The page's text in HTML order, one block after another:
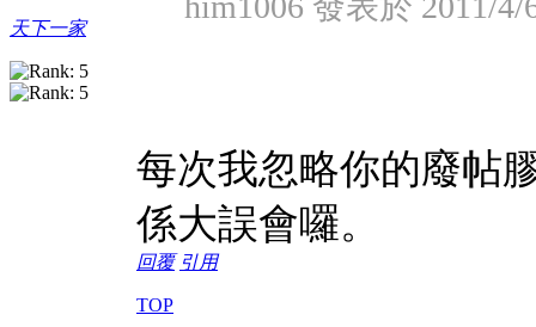
天下一家
每次我忽略你的廢帖
係大誤會囉。
回覆 引用
TOP